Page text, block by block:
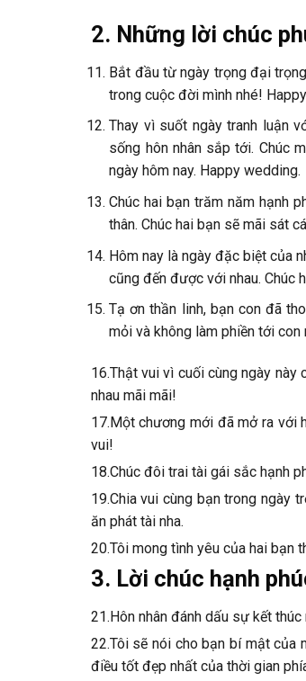
2. Những lời chúc
Bắt đầu từ ngày trọng đại
trong cuộc đời mình nhé!
Thay vì suốt ngày tranh luận
sống hôn nhân sắp tới. Chúc
ngày hôm nay. Happy wedding.
Chúc hai bạn trăm năm hạnh
thân. Chúc hai bạn sẽ mãi sát
Hôm nay là ngày đặc biệt của
cũng đến được với nhau. Chúc
Tạ ơn thần linh, bạn con đã
mỏi và không làm phiền tới
16.Thật vui vì cuối cùng ngày này
nhau mãi mãi!
17.Một chương mới đã mở ra với
vui!
18.Chúc đôi trai tài gái sắc hạnh
19.Chia vui cùng bạn trong ngày
ăn phát tài nha.
20.Tôi mong tình yêu của hai bạn
3. Lời chúc hạnh
21.Hôn nhân đánh dấu sự kết
22.Tôi sẽ nói cho bạn bí mật của
điều tốt đẹp nhất của thời gian